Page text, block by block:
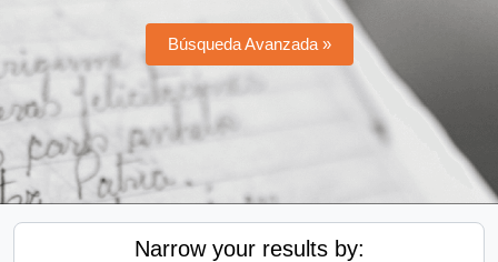
Búsqueda Avanzada »
Narrow your results by: